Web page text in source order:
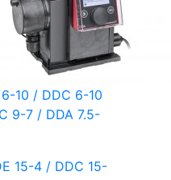
6-10 / DDC 6-10
9-7 / DDA 7.5-